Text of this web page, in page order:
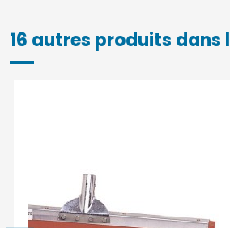
16 autres produits dans